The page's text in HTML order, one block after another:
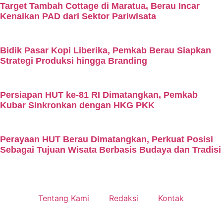
Target Tambah Cottage di Maratua, Berau Incar
Kenaikan PAD dari Sektor Pariwisata
Bidik Pasar Kopi Liberika, Pemkab Berau Siapkan
Strategi Produksi hingga Branding
Persiapan HUT ke-81 RI Dimatangkan, Pemkab
Kubar Sinkronkan dengan HKG PKK
Perayaan HUT Berau Dimatangkan, Perkuat Posisi
Sebagai Tujuan Wisata Berbasis Budaya dan Tradisi
Tentang Kami Redaksi Kontak